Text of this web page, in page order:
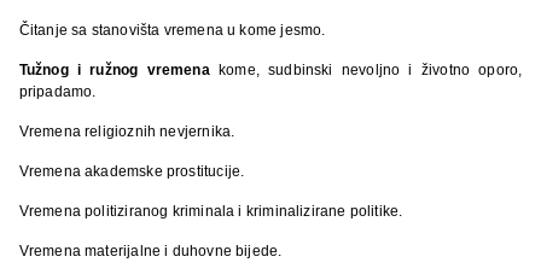
Čitanje sa stanovišta vremena u kome jesmo.
Tužnog i ružnog vremena kome, sudbinski nevoljno i životno oporo,
pripadamo.
Vremena religioznih nevjernika.
Vremena akademske prostitucije.
Vremena politiziranog kriminala i kriminalizirane politike.
Vremena materijalne i duhovne bijede.